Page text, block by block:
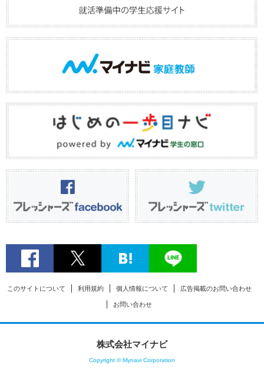
このサイトについて 利用規約 個人情報について 広告掲載のお問い合わせ
お問い合わせ
株式会社マイナビ
Copyright © Mynavi Corporation